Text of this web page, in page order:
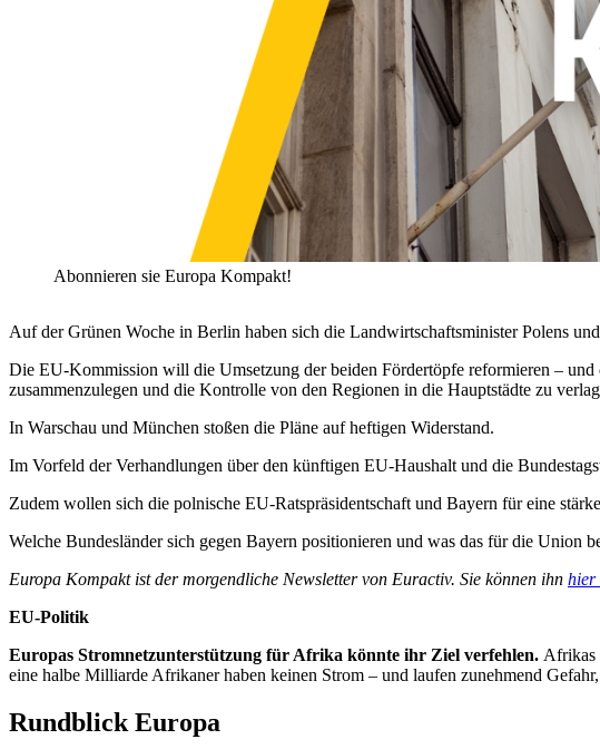
Abonnieren sie Europa Kompakt!
Auf der Grünen Woche in Berlin haben sich die Landwirtschaftsminister Polens
Die EU-Kommission will die Umsetzung der beiden Fördertöpfe reformieren –
zusammenzulegen und die Kontrolle von den Regionen in die Hauptstädte zu
In Warschau und München stoßen die Pläne auf heftigen Widerstand.
Im Vorfeld der Verhandlungen über den künftigen EU-Haushalt und die
Zudem wollen sich die polnische EU-Ratspräsidentschaft und Bayern für eine
Welche Bundesländer sich gegen Bayern positionieren und was das für die Union
Europa Kompakt ist der morgendliche Newsletter von Euractiv. Sie können ihn hier
EU-Politik
Europas Stromnetzunterstützung für Afrika könnte ihr Ziel verfehlen. Afrikas
eine halbe Milliarde Afrikaner haben keinen Strom – und laufen zunehmend
Rundblick Europa